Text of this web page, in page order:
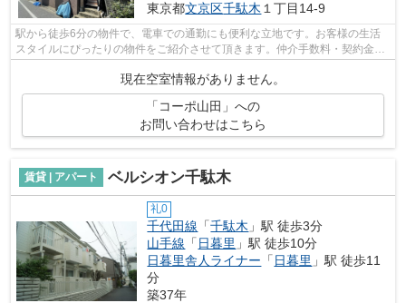
東京都文京区千駄木 １丁目14-9
駅から徒歩6分の物件で、電車での通勤にも便利な立地です。お客様の生活
スタイルにぴったりの物件をご紹介させて頂きます。仲介手数料・契約金の
現在空室情報がありません。
「コーポ山田」への
お問い合わせはこちら
賃貸 | アパート ベルシオン千駄木
礼0
千代田線 「千駄木 」駅 徒歩3分
山手線 「 日暮里 」駅 徒歩10分
日暮里舎人ライナー 「 日暮里 」駅 徒歩11
分
築37年